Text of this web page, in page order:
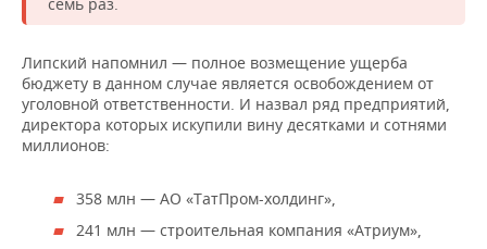
Липский напомнил — полное возмещение ущерба
бюджету в данном случае является освобождением от
уголовной ответственности. И назвал ряд предприятий,
директора которых искупили вину десятками и сотнями
миллионов:
358 млн — АО «ТатПром-холдинг»,
241 млн — строительная компания «Атриум»,